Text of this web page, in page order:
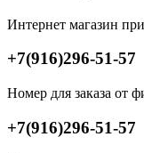
Интернет магазин
+7(916)296-51-57
Номер для заказа от
+7(916)296-51-57